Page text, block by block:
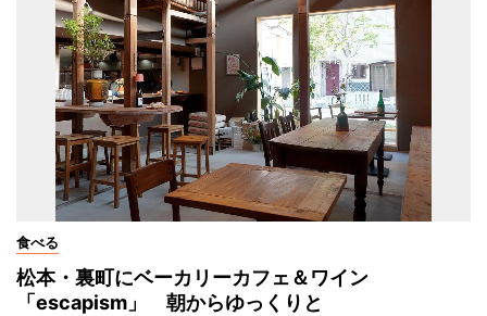
食べる
松本・裏町にベーカリーカフェ＆ワイン
「escapism」 朝からゆっくりと